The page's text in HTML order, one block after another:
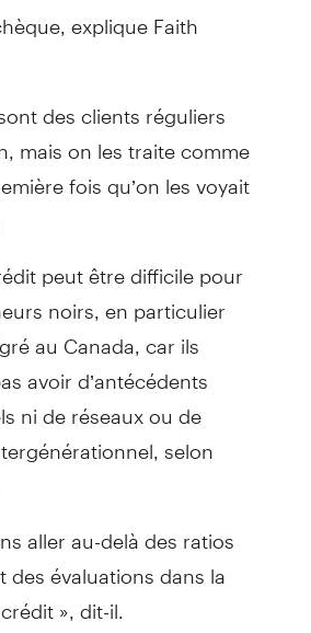
explique Faith
des clients réguliers
mais on les traite comme
fois qu’on les voyait
peut être difficile pour
noirs, en particulier
au Canada, car ils
avoir d’antécédents
ni de réseaux ou de
selon
aller au-delà des ratios
évaluations dans la
», dit-il.